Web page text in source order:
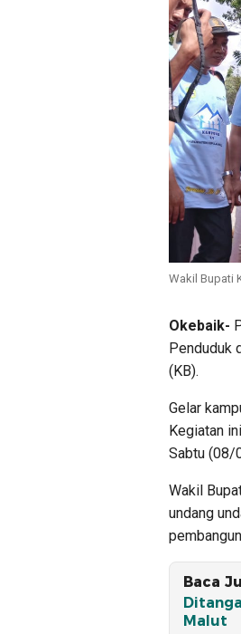
Wakil Bupati
Okebaik-
Penduduk
(KB).
Gelar
Kegiatan
Sabtu (08/
Wakil
undang
Baca
Malut